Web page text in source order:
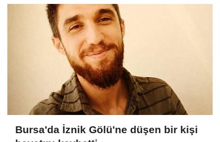
Bursa'da İznik Gölü'ne düşen bir kişi